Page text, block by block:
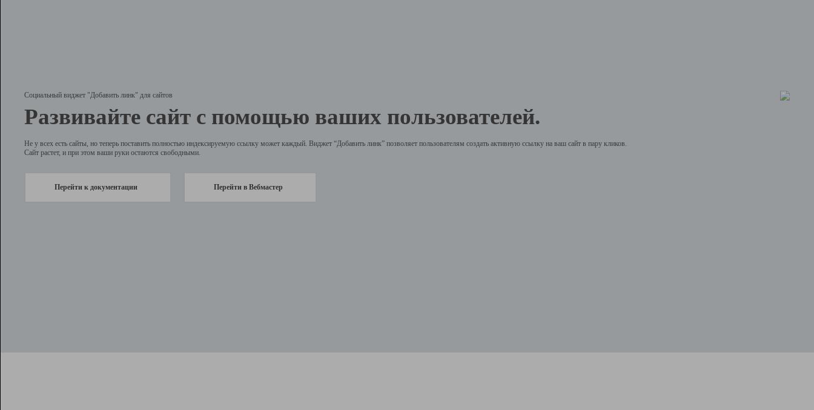
Социальный виджет "Добавить линк" для сайтов
Развивайте сайт с помощью ваших пользователей.
Не у всех есть сайты, но теперь поставить полностью индексируемую ссылку может каждый. Виджет “Добавить линк” позволяет пользователям создать активную ссылку на ваш сайт в пару кликов.
Сайт растет, и при этом ваши руки остаются свободными.
Перейти к документации Перейти в Вебмастер